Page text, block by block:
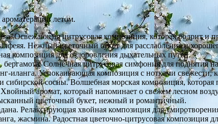
летом.
Освежающая цитрусовая композиция, которая бодрит и
Нежный цветочный букет для расслабления и
композиция для оздоровления дыхательных путей.
Солнечная цитрусовая симфония для поднятия
Успокаивающая композиция с нотками свежести,
сосны. Волшебная морская композиция, которая
аромат, который напоминает о свежем лесном
цветочный букет, нежный и романтичный.
Релаксирующая хвойная композиция для
жасмина. Радостная цветочно-цитрусовая композиция